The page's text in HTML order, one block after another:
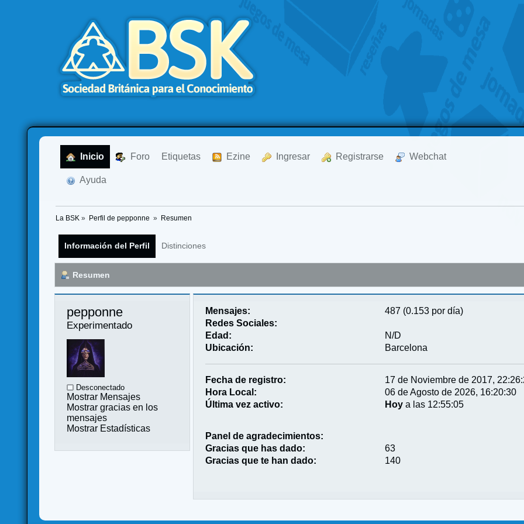
Inicio Foro Etiquetas Ezine Ingresar Registrarse Webchat
Ayuda
La BSK » Perfil de pepponne » Resumen
Información del Perfil Distinciones
Resumen
pepponne
Experimentado
Desconectado
Mostrar Mensajes
Mostrar gracias en los
mensajes
Mostrar Estadísticas
Mensajes:
487 (0.153 por día)
Redes Sociales:
Edad:
N/D
Ubicación:
Barcelona
Fecha de registro:
17 de Noviembre de 2017,
Hora Local:
06 de Agosto de 2026, 16:20:30
Última vez activo:
Hoy a las 12:55:05
Panel de agradecimientos:
Gracias que has dado:
63
Gracias que te han dado:
140